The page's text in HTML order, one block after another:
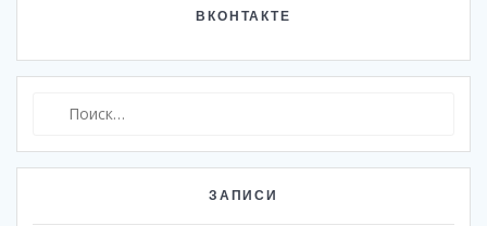
ВКОНТАКТЕ
ЗАПИСИ